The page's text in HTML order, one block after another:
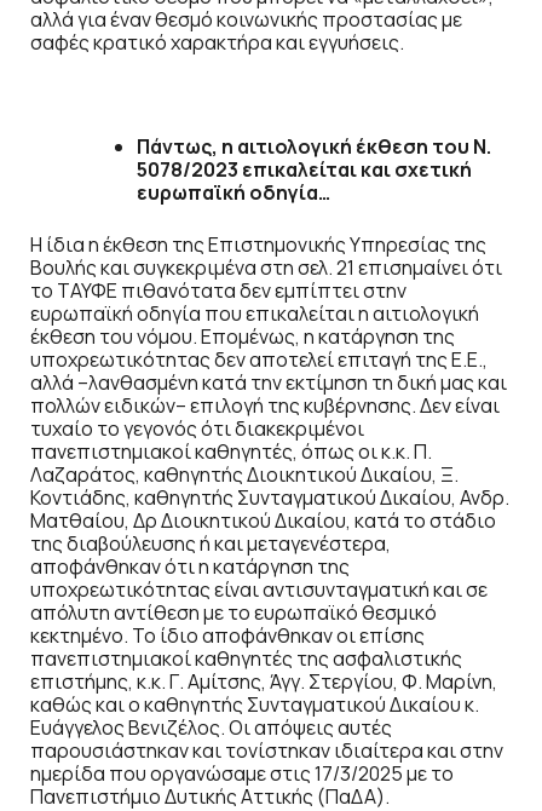
αλλά για έναν θεσμό κοινωνικής προστασίας με
σαφές κρατικό χαρακτήρα και εγγυήσεις.
Πάντως, η αιτιολογική έκθεση του Ν.
5078/2023 επικαλείται και σχετική
ευρωπαϊκή οδηγία…
Η ίδια η έκθεση της Επιστημονικής Υπηρεσίας της
Βουλής και συγκεκριμένα στη σελ. 21 επισημαίνει ότι
το ΤΑΥΦΕ πιθανότατα δεν εμπίπτει στην
ευρωπαϊκή οδηγία που επικαλείται η αιτιολογική
έκθεση του νόμου. Επομένως, η κατάργηση της
υποχρεωτικότητας δεν αποτελεί επιταγή της Ε.Ε.,
αλλά –λανθασμένη κατά την εκτίμηση τη δική μας και
πολλών ειδικών– επιλογή της κυβέρνησης. Δεν είναι
τυχαίο το γεγονός ότι διακεκριμένοι
πανεπιστημιακοί καθηγητές, όπως οι κ.κ. Π.
Λαζαράτος, καθηγητής Διοικητικού Δικαίου, Ξ.
Κοντιάδης, καθηγητής Συνταγματικού Δικαίου, Ανδρ.
Ματθαίου, Δρ Διοικητικού Δικαίου, κατά το στάδιο
της διαβούλευσης ή και μεταγενέστερα,
αποφάνθηκαν ότι η κατάργηση της
υποχρεωτικότητας είναι αντισυνταγματική και σε
απόλυτη αντίθεση με το ευρωπαϊκό θεσμικό
κεκτημένο. Το ίδιο αποφάνθηκαν οι επίσης
πανεπιστημιακοί καθηγητές της ασφαλιστικής
επιστήμης, κ.κ. Γ. Αμίτσης, Άγγ. Στεργίου, Φ. Μαρίνη,
καθώς και ο καθηγητής Συνταγματικού Δικαίου κ.
Ευάγγελος Βενιζέλος. Οι απόψεις αυτές
παρουσιάστηκαν και τονίστηκαν ιδιαίτερα και στην
ημερίδα που οργανώσαμε στις 17/3/2025 με το
Πανεπιστήμιο Δυτικής Αττικής (ΠαΔΑ).